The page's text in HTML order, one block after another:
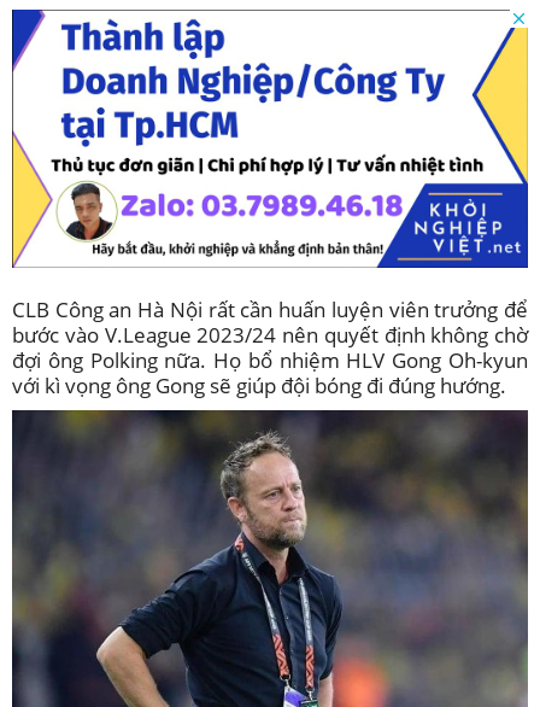
CLB Công an Hà Nội rất cần huấn luyện viên trưởng để
bước vào V.League 2023/24 nên quyết định không chờ
đợi ông Polking nữa. Họ bổ nhiệm HLV Gong Oh-kyun
với kì vọng ông Gong sẽ giúp đội bóng đi đúng hướng.